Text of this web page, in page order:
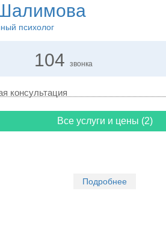
психолог
104звонка
консультация
Все услуги и цены (2)
Подробнее